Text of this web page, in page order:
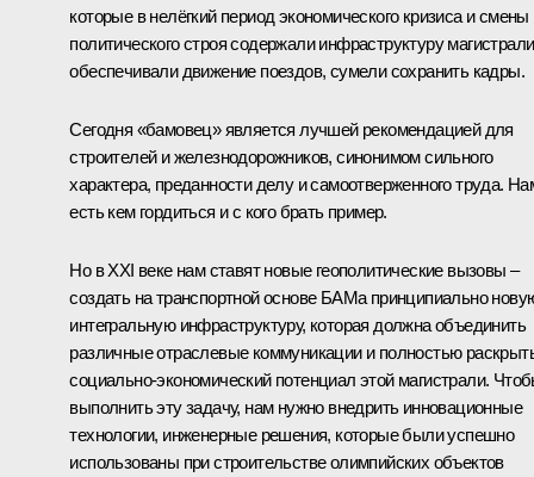
которые в нелёгкий период экономического кризиса и смены
политического строя содержали инфраструктуру
обеспечивали движение поездов, сумели сохранить кадры.
Сегодня «бамовец» является лучшей рекомендацией для
строителей и железнодорожников, синонимом сильного
характера, преданности делу и самоотверженного труда.
есть кем гордиться и с кого брать пример.
Но в XXI веке нам ставят новые геополитические вызовы –
создать на транспортной основе БАМа принципиально
интегральную инфраструктуру, которая должна объединить
различные отраслевые коммуникации и полностью
социально-экономический потенциал этой магистрали.
выполнить эту задачу, нам нужно внедрить инновационные
технологии, инженерные решения, которые были успешно
использованы при строительстве олимпийских объектов